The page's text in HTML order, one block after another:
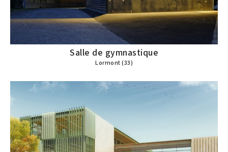
Salle de gymnastique
Lormont (33)